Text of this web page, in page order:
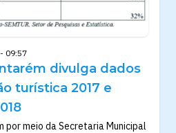
09:57
divulga dados
turística 2017 e
por meio da Secretaria Municipal